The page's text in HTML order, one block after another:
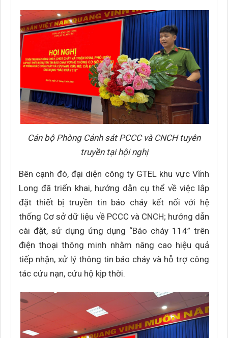
Cán bộ Phòng Cảnh sát PCCC và CNCH tuyên
truyền tại hội nghị
Bên cạnh đó, đại diện công ty GTEL khu vực Vĩnh
Long đã triển khai, hướng dẫn cụ thể về việc lắp
đặt thiết bị truyền tin báo cháy kết nối với hệ
thống Cơ sở dữ liệu về PCCC và CNCH; hướng dẫn
cài đặt, sử dụng ứng dụng “Báo cháy 114” trên
điện thoại thông minh nhằm nâng cao hiệu quả
tiếp nhận, xử lý thông tin báo cháy và hỗ trợ công
tác cứu nạn, cứu hộ kịp thời.